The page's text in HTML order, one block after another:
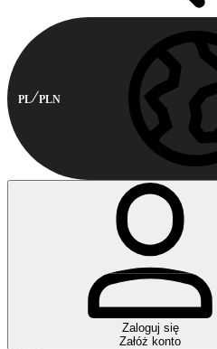
PL PLN
Zaloguj się
Załóż konto